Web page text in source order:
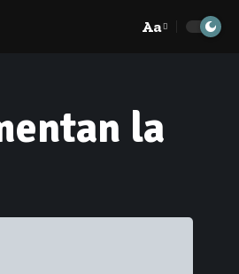
Font
Aa
la